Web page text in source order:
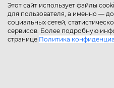
Этот сайт использует файлы
для пользователя, а именно —
социальных сетей,
сервисов. Более подробную
странице Политика